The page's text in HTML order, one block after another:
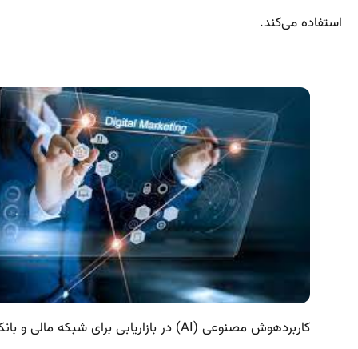
استفاده می‌کند.
کاربردهوش مصنوعی (AI) در بازاریابی برای شبکه مالی و بانکی